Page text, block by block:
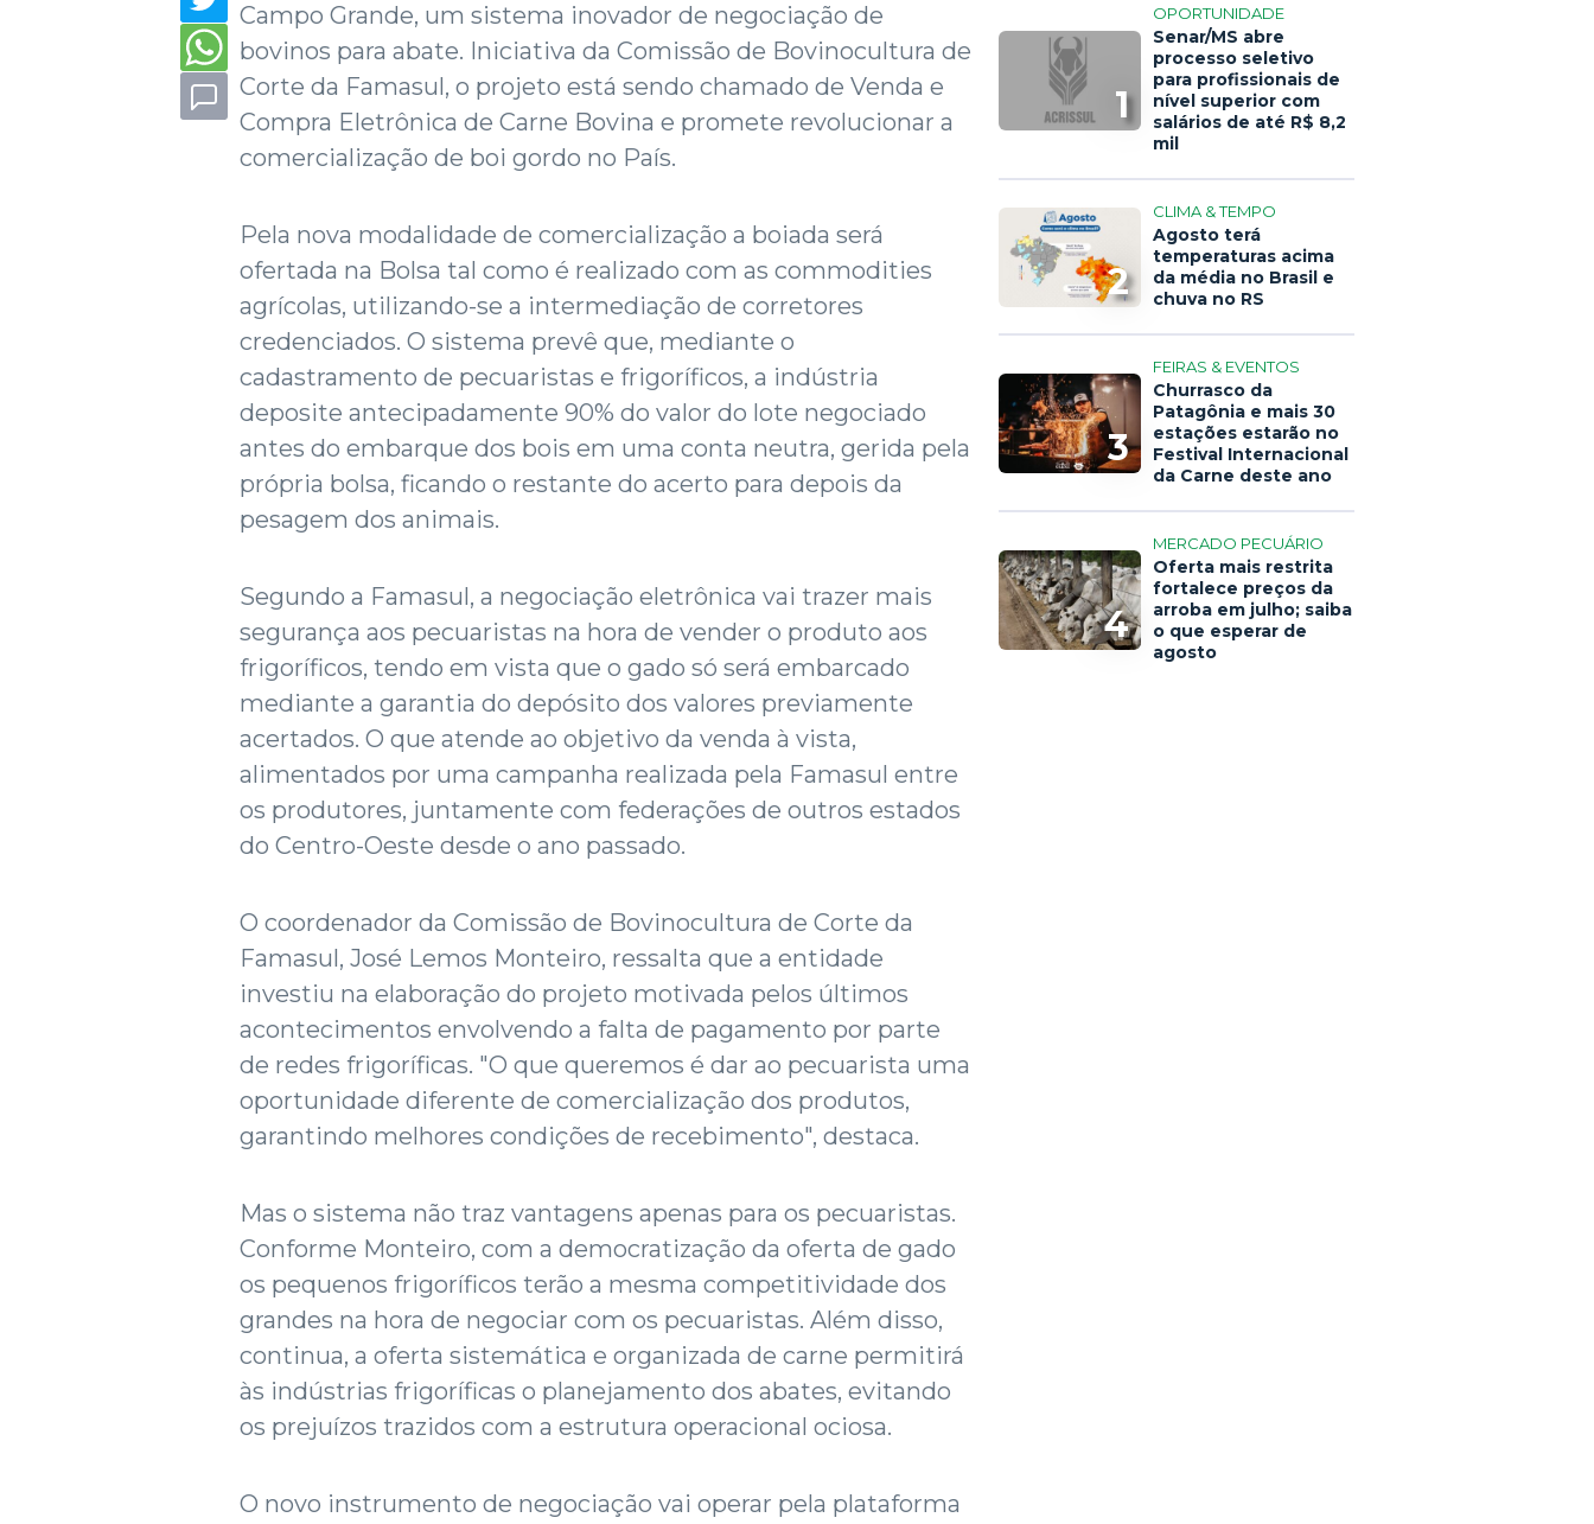
Campo Grande, um sistema inovador de negociação de
bovinos para abate. Iniciativa da Comissão de Bovinocultura de
Corte da Famasul, o projeto está sendo chamado de Venda e
Compra Eletrônica de Carne Bovina e promete revolucionar a
comercialização de boi gordo no País.
Pela nova modalidade de comercialização a boiada será
ofertada na Bolsa tal como é realizado com as commodities
agrícolas, utilizando-se a intermediação de corretores
credenciados. O sistema prevê que, mediante o
cadastramento de pecuaristas e frigoríficos, a indústria
deposite antecipadamente 90% do valor do lote negociado
antes do embarque dos bois em uma conta neutra, gerida pela
própria bolsa, ficando o restante do acerto para depois da
pesagem dos animais.
Segundo a Famasul, a negociação eletrônica vai trazer mais
segurança aos pecuaristas na hora de vender o produto aos
frigoríficos, tendo em vista que o gado só será embarcado
mediante a garantia do depósito dos valores previamente
acertados. O que atende ao objetivo da venda à vista,
alimentados por uma campanha realizada pela Famasul entre
os produtores, juntamente com federações de outros estados
do Centro-Oeste desde o ano passado.
O coordenador da Comissão de Bovinocultura de Corte da
Famasul, José Lemos Monteiro, ressalta que a entidade
investiu na elaboração do projeto motivada pelos últimos
acontecimentos envolvendo a falta de pagamento por parte
de redes frigoríficas. "O que queremos é dar ao pecuarista uma
oportunidade diferente de comercialização dos produtos,
garantindo melhores condições de recebimento", destaca.
Mas o sistema não traz vantagens apenas para os pecuaristas.
Conforme Monteiro, com a democratização da oferta de gado
os pequenos frigoríficos terão a mesma competitividade dos
grandes na hora de negociar com os pecuaristas. Além disso,
continua, a oferta sistemática e organizada de carne permitirá
às indústrias frigoríficas o planejamento dos abates, evitando
os prejuízos trazidos com a estrutura operacional ociosa.
O novo instrumento de negociação vai operar pela plataforma
1
OPORTUNIDADE
Senar/MS abre
processo seletivo
para profissionais de
nível superior com
salários de até R$ 8,2
mil
2
CLIMA & TEMPO
Agosto terá
temperaturas acima
da média no Brasil e
chuva no RS
3
FEIRAS & EVENTOS
Churrasco da
Patagônia e mais 30
estações estarão no
Festival Internacional
da Carne deste ano
4
MERCADO PECUÁRIO
Oferta mais restrita
fortalece preços da
arroba em julho; saiba
o que esperar de
agosto